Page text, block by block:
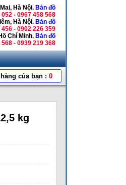
Hà Nội. Bản đồ
- 0967 458 568
Hà Nội. Bản đồ
- 0902 226 359
Chí Minh. Bản đồ
- 0939 219 368
của bạn : 0
kg